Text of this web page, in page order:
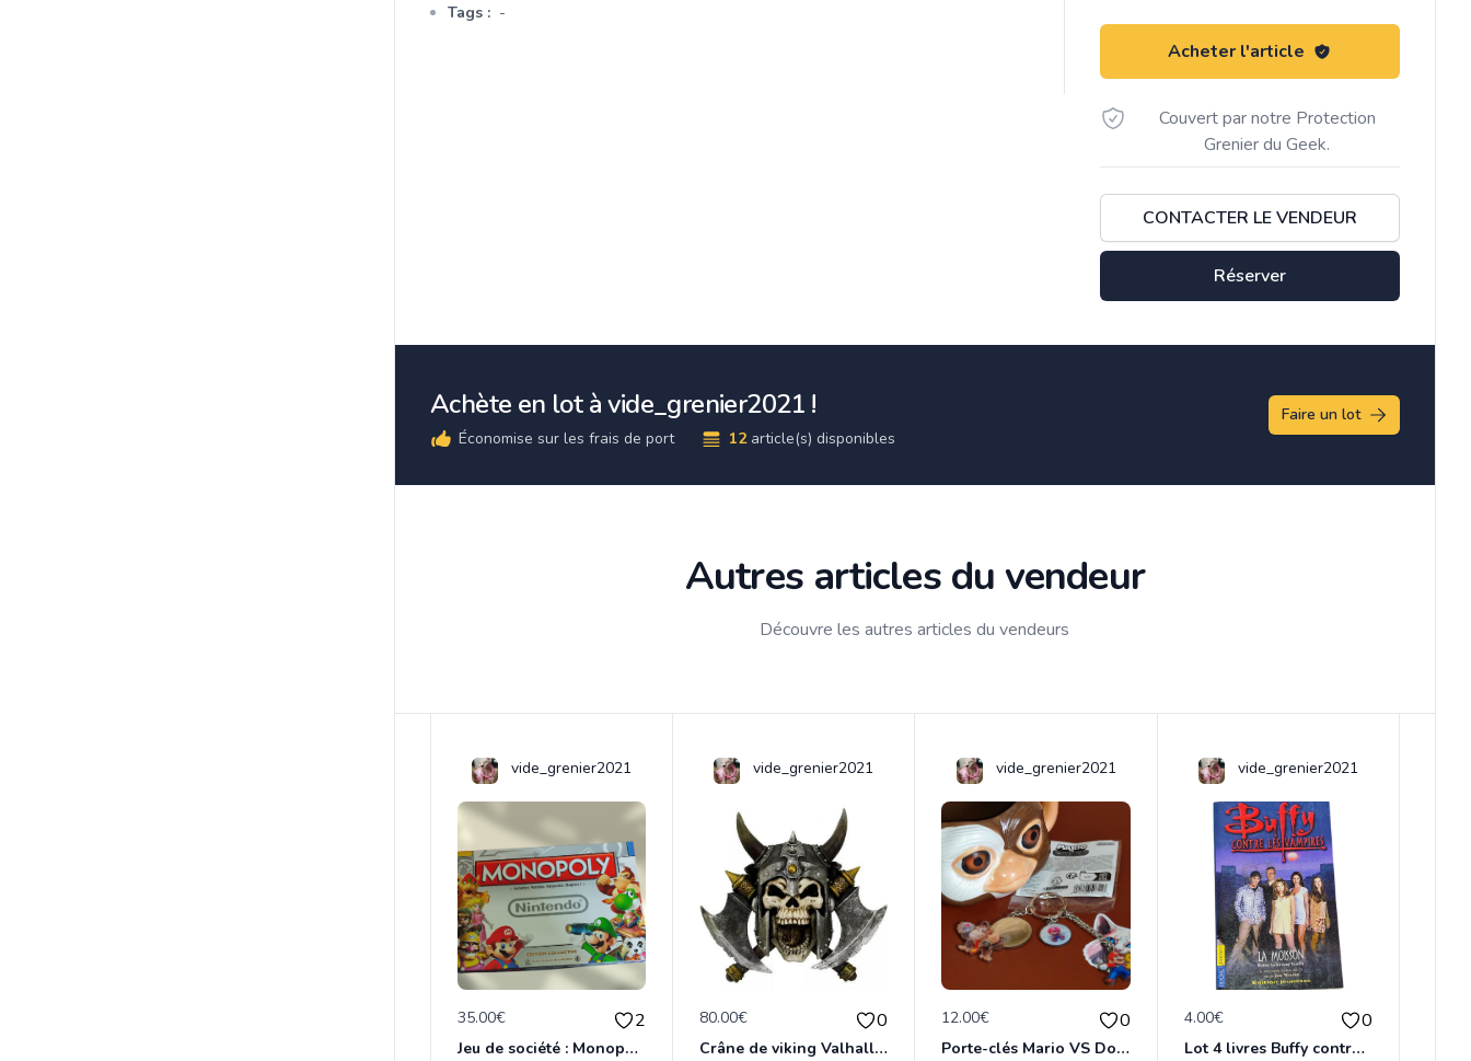
Acheter l'article
Couvert par notre Protection
Grenier du Geek.
CONTACTER LE VENDEUR
Réserver
Tags : -
Achète en lot à vide_grenier2021 !
Économise sur les frais de port 12 article(s) disponibles
Faire un lot
Autres articles du vendeur
Découvre les autres articles du vendeurs
vide_grenier2021
35.00€ 2
Jeu de société : Monopoly Nintendo - Edition Collector
vide_grenier2021
80.00€ 0
Crâne de viking Valhalla ( gothique )
vide_grenier2021
12.00€ 0
Porte-clés Mario VS Donkey Kong
vide_grenier2021
4.00€ 0
Lot 4 livres Buffy contre les vampires